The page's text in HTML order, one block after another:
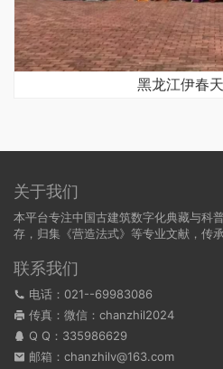
黑龙江伊春
关于我们
本平台专注中国古建筑数字化典藏与科
存，归集《营造法式》等专业文献，传
联系我们
电话：021--69983086
传真：微信：chanzhil2024
Q Q： 335986629
邮箱：chanzhilv@163.com